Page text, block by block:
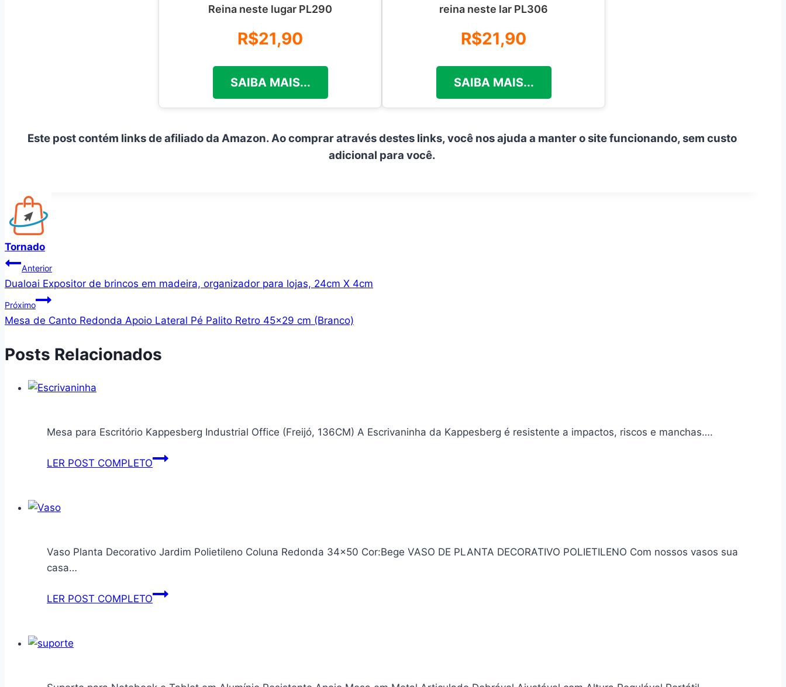
Reina neste lugar PL290
R$21,90
SAIBA MAIS...
reina neste lar PL306
R$21,90
SAIBA MAIS...
Este post contém links de afiliado da Amazon. Ao comprar através destes links, você nos ajuda a manter o site funcionando, sem custo
adicional para você.
Tornado
Navegação
de
Post
Anterior
Dualoai Expositor de brincos em madeira, organizador para lojas, 24cm X 4cm
Próximo
Mesa de Canto Redonda Apoio Lateral Pé Palito Retro 45×29 cm (Branco)
Posts Relacionados
Mesa para Escritório Kappesberg Industrial Office (Freijó, 136CM) A Escrivaninha da Kappesberg é resistente a impactos, riscos e manchas….
LER POST COMPLETOMesa
(Freijó,
Vaso Planta Decorativo Jardim Polietileno Coluna Redonda 34×50 Cor:Bege VASO DE PLANTA DECORATIVO POLIETILENO Com nossos vasos sua
casa…
LER POST COMPLETOVaso